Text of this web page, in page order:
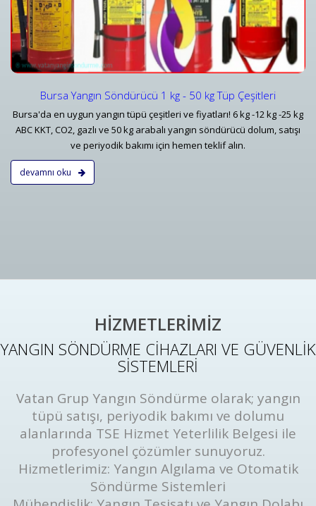
Bursa Yangın Söndürücü 1 kg - 50 kg Tüp Çeşitleri
Bursa'da en uygun yangın tüpü çeşitleri ve fiyatları! 6 kg -12 kg -25 kg
ABC KKT, CO2, gazlı ve 50 kg arabalı yangın söndürücü dolum, satışı
ve periyodik bakımı için hemen teklif alın.
devamnı oku
Detaylar
HİZMETLERİMİZ
YANGIN SÖNDÜRME CİHAZLARI VE GÜVENLİK
SİSTEMLERİ
Vatan Grup Yangın Söndürme olarak; yangın
tüpü satışı, periyodik bakımı ve dolumu
alanlarında TSE Hizmet Yeterlilik Belgesi ile
profesyonel çözümler sunuyoruz.
Hizmetlerimiz: Yangın Algılama ve Otomatik
Söndürme Sistemleri